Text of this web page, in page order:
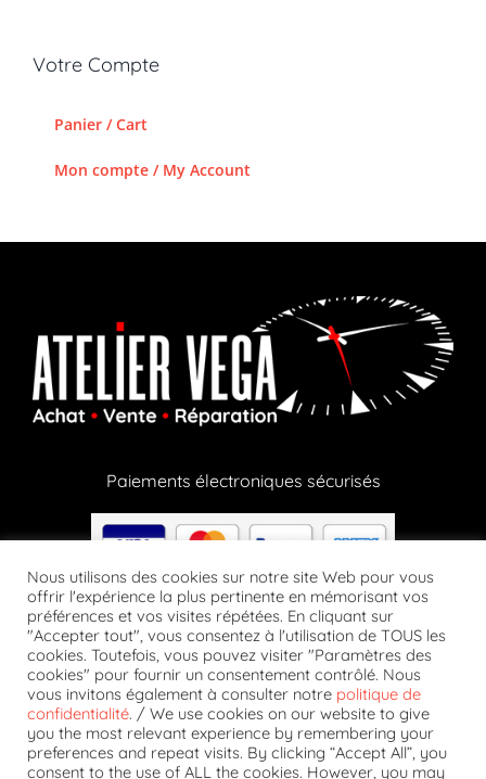
Votre Compte
Panier / Cart
Mon compte / My Account
Paiements électroniques sécurisés
Paiements en crypto via notre partenaire Lizy
Suivez-nous
Nous utilisons des cookies sur notre site Web pour vous
offrir l'expérience la plus pertinente en mémorisant vos
préférences et vos visites répétées. En cliquant sur
"Accepter tout", vous consentez à l'utilisation de TOUS les
cookies. Toutefois, vous pouvez visiter "Paramètres des
cookies" pour fournir un consentement contrôlé. Nous
vous invitons également à consulter notre politique de
confidentialité. / We use cookies on our website to give
you the most relevant experience by remembering your
preferences and repeat visits. By clicking “Accept All”, you
consent to the use of ALL the cookies. However, you may